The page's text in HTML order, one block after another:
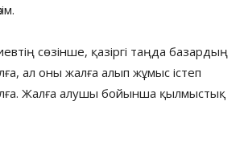
сөзінше, қазіргі таңда базардың
ал оны жалға алып жұмыс істеп
Жалға алушы бойынша қылмыстық